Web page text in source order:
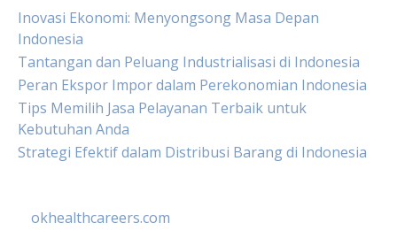
Inovasi Ekonomi: Menyongsong Masa Depan
Indonesia
Tantangan dan Peluang Industrialisasi di Indonesia
Peran Ekspor Impor dalam Perekonomian Indonesia
Tips Memilih Jasa Pelayanan Terbaik untuk
Kebutuhan Anda
Strategi Efektif dalam Distribusi Barang di Indonesia
okhealthcareers.com